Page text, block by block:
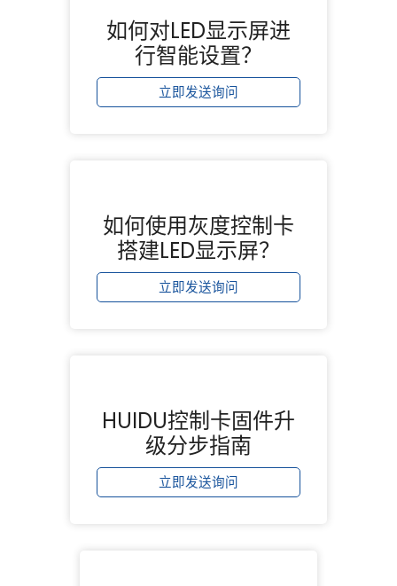
如何对LED显示屏进
行智能设置？
立即发送询问
如何使用灰度控制卡
搭建LED显示屏？
立即发送询问
HUIDU控制卡固件升
级分步指南
立即发送询问